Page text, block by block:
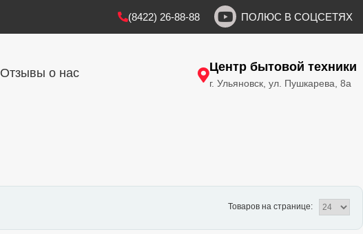
(8422) 26-88-88 ПОЛЮС В СОЦСЕТЯХ
Отзывы о нас Центр бытовой техники
г. Ульяновск, ул. Пушкарева, 8а
Товаров на странице: